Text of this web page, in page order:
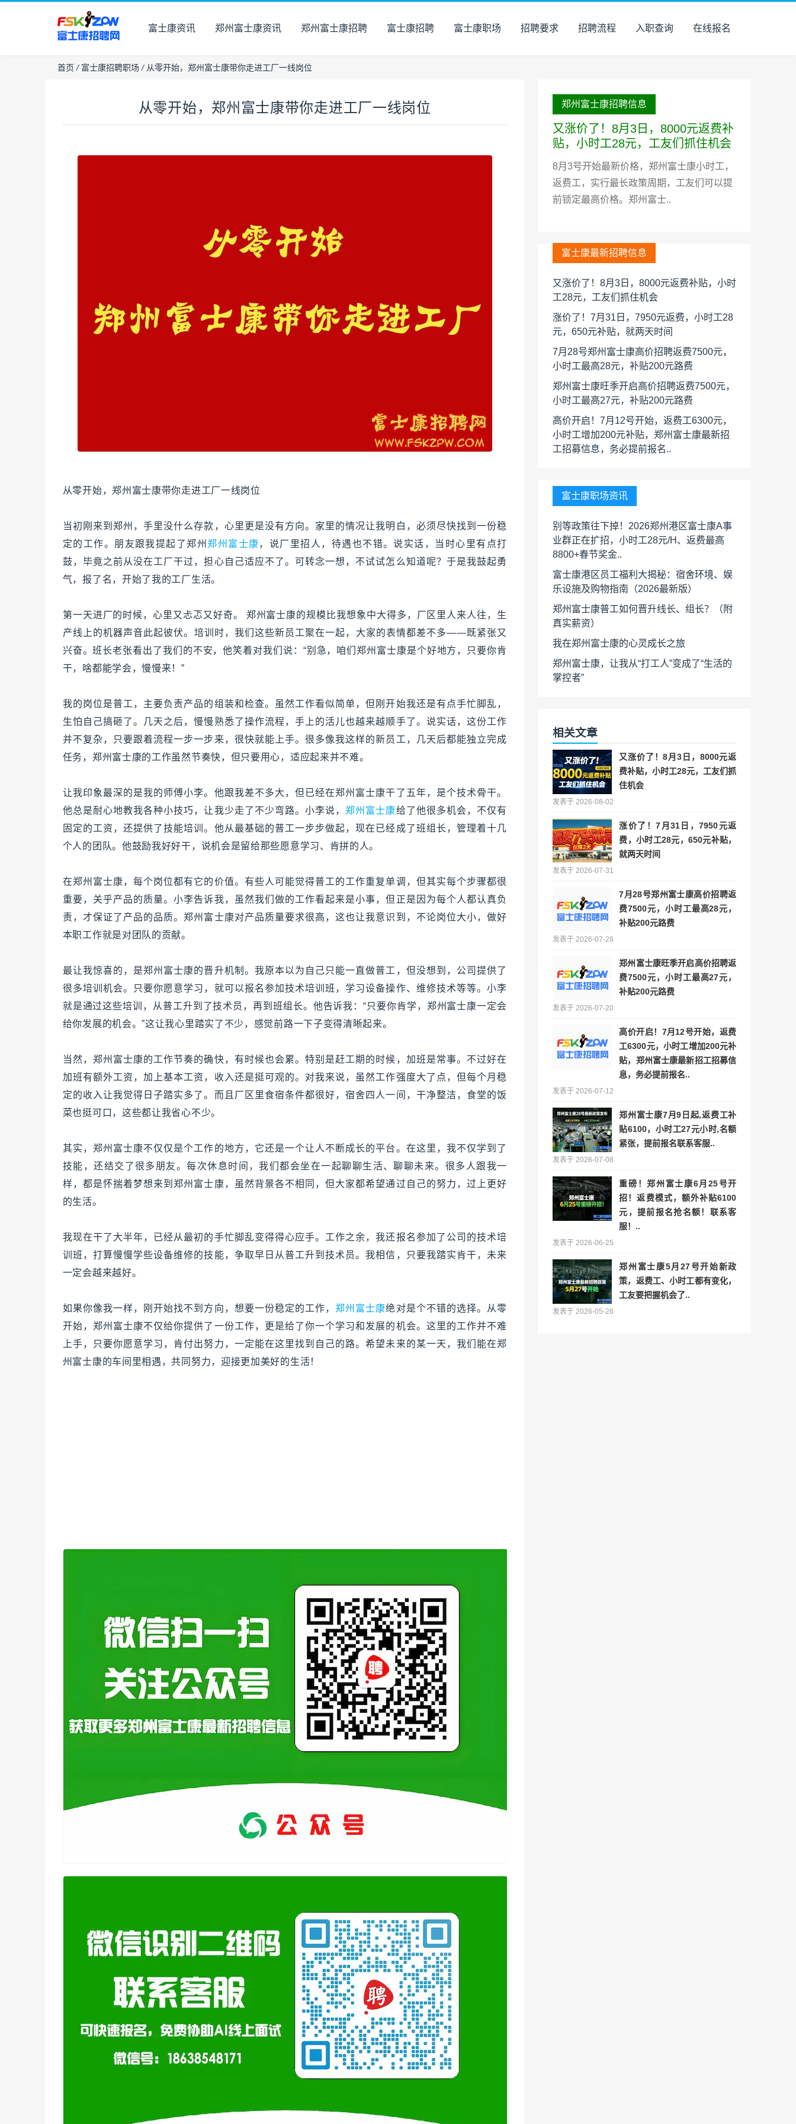
富士康资讯 郑州富士康资讯 郑州富士康招聘 富士康招聘 富士康职场 招聘要求 招聘流程 入职查询 在线报名
首页 / 富士康招聘职场 / 从零开始，郑州富士康带你走进工厂一线岗位
从零开始，郑州富士康带你走进工厂一线岗位
从零开始，郑州富士康带你走进工厂一线岗位
当初刚来到郑州，手里没什么存款，心里更是没有方向。家里的情况让我明白，必须尽快找到一份稳
定的工作。朋友跟我提起了郑州郑州富士康，说厂里招人，待遇也不错。说实话，当时心里有点打
鼓，毕竟之前从没在工厂干过，担心自己适应不了。可转念一想，不试试怎么知道呢？于是我鼓起勇
气，报了名，开始了我的工厂生活。
第一天进厂的时候，心里又忐忑又好奇。 郑州富士康的规模比我想象中大得多，厂区里人来人往，生
产线上的机器声音此起彼伏。培训时，我们这些新员工聚在一起，大家的表情都差不多——既紧张又
兴奋。班长老张看出了我们的不安，他笑着对我们说：“别急，咱们郑州富士康是个好地方，只要你肯
干，啥都能学会，慢慢来！”
我的岗位是普工，主要负责产品的组装和检查。虽然工作看似简单，但刚开始我还是有点手忙脚乱，
生怕自己搞砸了。几天之后，慢慢熟悉了操作流程，手上的活儿也越来越顺手了。说实话，这份工作
并不复杂，只要跟着流程一步一步来，很快就能上手。很多像我这样的新员工，几天后都能独立完成
任务，郑州富士康的工作虽然节奏快，但只要用心，适应起来并不难。
让我印象最深的是我的师傅小李。他跟我差不多大，但已经在郑州富士康干了五年，是个技术骨干。
他总是耐心地教我各种小技巧，让我少走了不少弯路。小李说，郑州富士康给了他很多机会，不仅有
固定的工资，还提供了技能培训。他从最基础的普工一步步做起，现在已经成了班组长，管理着十几
个人的团队。他鼓励我好好干，说机会是留给那些愿意学习、肯拼的人。
在郑州富士康，每个岗位都有它的价值。有些人可能觉得普工的工作重复单调，但其实每个步骤都很
重要，关乎产品的质量。小李告诉我，虽然我们做的工作看起来是小事，但正是因为每个人都认真负
责，才保证了产品的品质。郑州富士康对产品质量要求很高，这也让我意识到，不论岗位大小，做好
本职工作就是对团队的贡献。
最让我惊喜的，是郑州富士康的晋升机制。我原本以为自己只能一直做普工，但没想到，公司提供了
很多培训机会。只要你愿意学习，就可以报名参加技术培训班，学习设备操作、维修技术等等。小李
就是通过这些培训，从普工升到了技术员，再到班组长。他告诉我：“只要你肯学，郑州富士康一定会
给你发展的机会。”这让我心里踏实了不少，感觉前路一下子变得清晰起来。
当然，郑州富士康的工作节奏的确快，有时候也会累。特别是赶工期的时候，加班是常事。不过好在
加班有额外工资，加上基本工资，收入还是挺可观的。对我来说，虽然工作强度大了点，但每个月稳
定的收入让我觉得日子踏实多了。而且厂区里食宿条件都很好，宿舍四人一间，干净整洁，食堂的饭
菜也挺可口，这些都让我省心不少。
其实，郑州富士康不仅仅是个工作的地方，它还是一个让人不断成长的平台。在这里，我不仅学到了
技能，还结交了很多朋友。每次休息时间，我们都会坐在一起聊聊生活、聊聊未来。很多人跟我一
样，都是怀揣着梦想来到郑州富士康，虽然背景各不相同，但大家都希望通过自己的努力，过上更好
的生活。
我现在干了大半年，已经从最初的手忙脚乱变得得心应手。工作之余，我还报名参加了公司的技术培
训班，打算慢慢学些设备维修的技能，争取早日从普工升到技术员。我相信，只要我踏实肯干，未来
一定会越来越好。
如果你像我一样，刚开始找不到方向，想要一份稳定的工作，郑州富士康绝对是个不错的选择。从零
开始，郑州富士康不仅给你提供了一份工作，更是给了你一个学习和发展的机会。这里的工作并不难
上手，只要你愿意学习，肯付出努力，一定能在这里找到自己的路。希望未来的某一天，我们能在郑
州富士康的车间里相遇，共同努力，迎接更加美好的生活！
郑州富士康招聘信息
又涨价了！8月3日，8000元返费补
贴，小时工28元，工友们抓住机会
8月3号开始最新价格，郑州富士康小时工，
返费工，实行最长政策周期，工友们可以提
前锁定最高价格。郑州富士..
富士康最新招聘信息
又涨价了！8月3日，8000元返费补贴，小时
工28元，工友们抓住机会
涨价了！7月31日，7950元返费，小时工28
元，650元补贴，就两天时间
7月28号郑州富士康高价招聘返费7500元，
小时工最高28元，补贴200元路费
郑州富士康旺季开启高价招聘返费7500元，
小时工最高27元，补贴200元路费
高价开启！7月12号开始，返费工6300元，
小时工增加200元补贴，郑州富士康最新招
工招募信息，务必提前报名..
富士康职场资讯
别等政策往下掉！2026郑州港区富士康A事
业群正在扩招，小时工28元/H、返费最高
8800+春节奖金..
富士康港区员工福利大揭秘：宿舍环境、娱
乐设施及购物指南（2026最新版）
郑州富士康普工如何晋升线长、组长？（附
真实薪资）
我在郑州富士康的心灵成长之旅
郑州富士康，让我从“打工人”变成了“生活的
掌控者”
相关文章
又涨价了！8月3日，8000元返
费补贴，小时工28元，工友们抓
住机会
发表于 2026-08-02
涨价了！7月31日，7950元返
费，小时工28元，650元补贴，
就两天时间
发表于 2026-07-31
7月28号郑州富士康高价招聘返
费7500元，小时工最高28元，
补贴200元路费
发表于 2026-07-28
郑州富士康旺季开启高价招聘返
费7500元，小时工最高27元，
补贴200元路费
发表于 2026-07-20
高价开启！7月12号开始，返费
工6300元，小时工增加200元补
贴，郑州富士康最新招工招募信
息，务必提前报名..
发表于 2026-07-12
郑州富士康7月9日起,返费工补
贴6100，小时工27元小时,名额
紧张，提前报名联系客服..
发表于 2026-07-08
重磅！郑州富士康6月25号开
招！返费模式，额外补贴6100
元，提前报名抢名额！联系客
服！..
发表于 2026-06-25
郑州富士康5月27号开始新政
策，返费工、小时工都有变化，
工友要把握机会了..
发表于 2026-05-26